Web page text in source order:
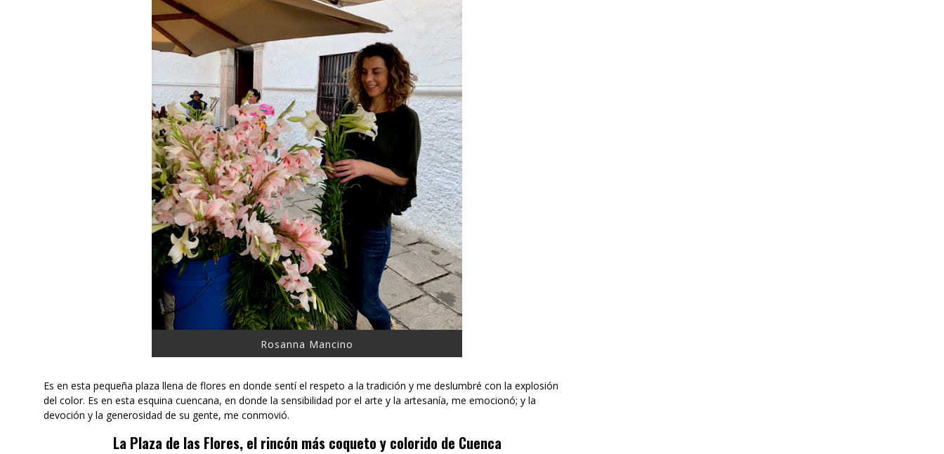
Rosanna Mancino
Es en esta pequeña plaza llena de flores en donde sentí el respeto a la tradición y me deslumbré con la explosión
del color. Es en esta esquina cuencana, en donde la sensibilidad por el arte y la artesanía, me emocionó; y la
devoción y la generosidad de su gente, me conmovió.
La Plaza de las Flores, el rincón más coqueto y colorido de Cuenca